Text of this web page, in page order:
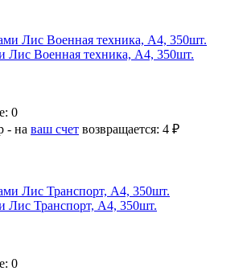
Лис Военная техника, A4, 350шт.
0
- на ваш счет возвращается: 4 ₽
Лис Транспорт, A4, 350шт.
0